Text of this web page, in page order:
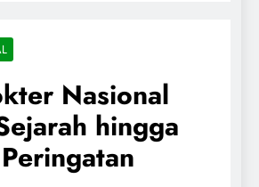
Nasional
hingga